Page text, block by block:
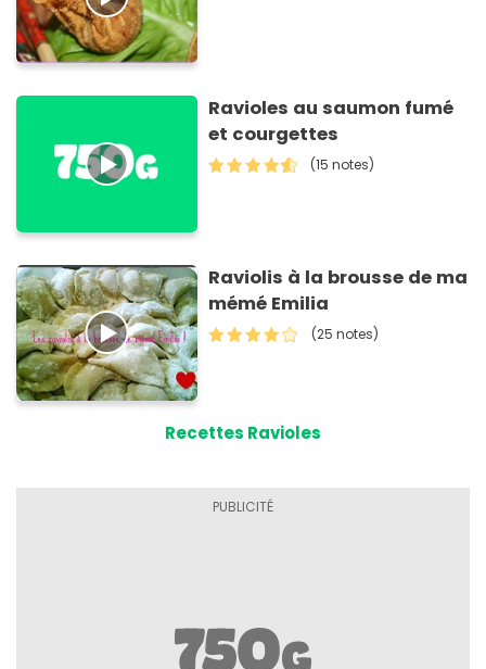
Ravioles au saumon fumé
et courgettes
(15 notes)
Raviolis à la brousse de ma
mémé Emilia
(25 notes)
Recettes Ravioles